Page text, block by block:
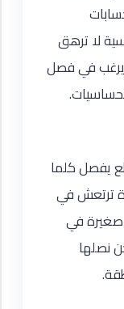
لا ترهق
يرغب في فصل
يفصل كلما
ترتعش في
صغيرة في
نصلها